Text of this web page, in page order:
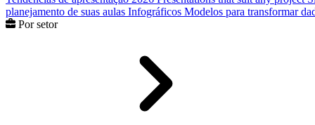
planejamento de suas aulas Infográficos Modelos para transformar
Por setor